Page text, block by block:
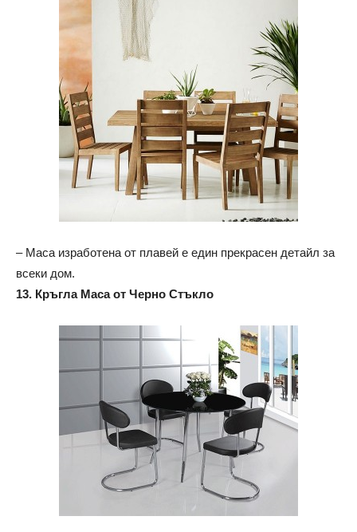
– Маса изработена от плавей е един прекрасен детайл за
всеки дом.
13. Кръгла Маса от Черно Стъкло